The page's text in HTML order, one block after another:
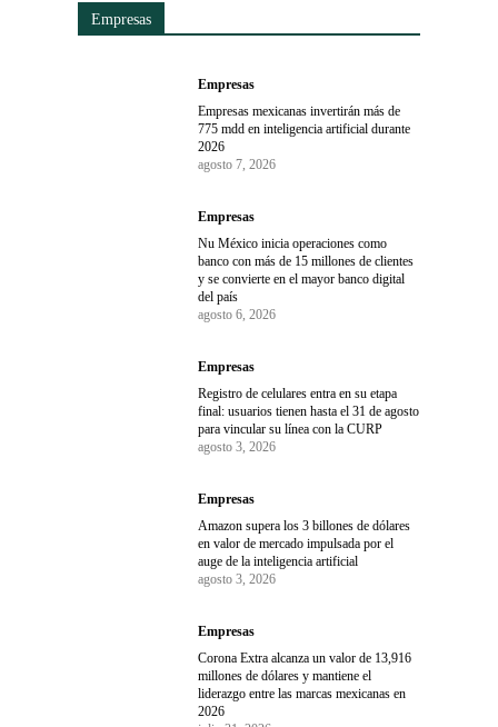
Empresas
Empresas
Empresas mexicanas invertirán más de
775 mdd en inteligencia artificial durante
2026
agosto 7, 2026
Empresas
Nu México inicia operaciones como
banco con más de 15 millones de clientes
y se convierte en el mayor banco digital
del país
agosto 6, 2026
Empresas
Registro de celulares entra en su etapa
final: usuarios tienen hasta el 31 de agosto
para vincular su línea con la CURP
agosto 3, 2026
Empresas
Amazon supera los 3 billones de dólares
en valor de mercado impulsada por el
auge de la inteligencia artificial
agosto 3, 2026
Empresas
Corona Extra alcanza un valor de 13,916
millones de dólares y mantiene el
liderazgo entre las marcas mexicanas en
2026